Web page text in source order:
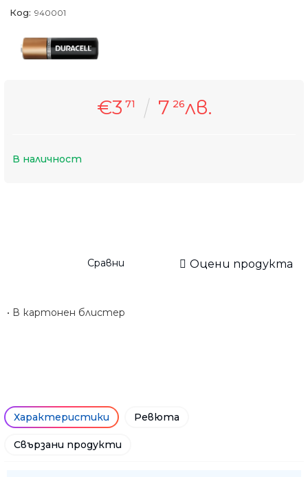
Код: 940001
€3 71 7 26лв.
В наличност
Сравни Оцени продукта
• В картонен блистер
Характеристики Ревюта
Свързани продукти